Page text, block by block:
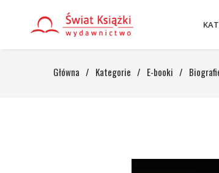
Główna / Kategorie / E-booki /